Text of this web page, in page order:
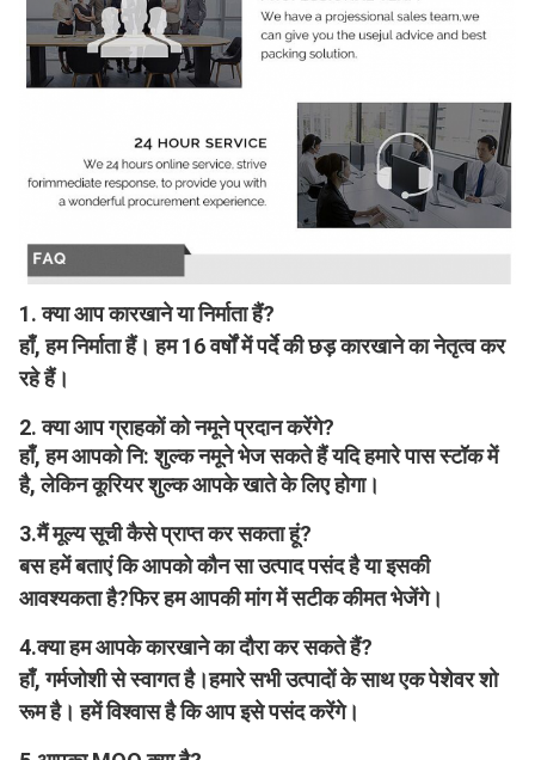
1. क्या आप कारखाने या निर्माता हैं?
हाँ, हम निर्माता हैं। हम 16 वर्षों में पर्दे की छड़ कारखाने का नेतृत्व कर
रहे हैं।
2. क्या आप ग्राहकों को नमूने प्रदान करेंगे?
हाँ, हम आपको नि: शुल्क नमूने भेज सकते हैं यदि हमारे पास स्टॉक में
है, लेकिन कूरियर शुल्क आपके खाते के लिए होगा।
3.मैं मूल्य सूची कैसे प्राप्त कर सकता हूं?
बस हमें बताएं कि आपको कौन सा उत्पाद पसंद है या इसकी
आवश्यकता है?फिर हम आपकी मांग में सटीक कीमत भेजेंगे।
4.क्या हम आपके कारखाने का दौरा कर सकते हैं?
हाँ, गर्मजोशी से स्वागत है।हमारे सभी उत्पादों के साथ एक पेशेवर शो
रूम है। हमें विश्वास है कि आप इसे पसंद करेंगे।